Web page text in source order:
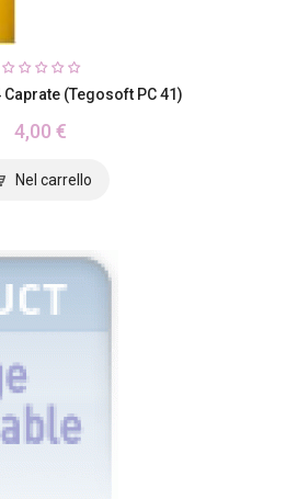
(Tegosoft PC 41)
4,00 €